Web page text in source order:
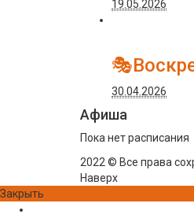
19.05.2026
30.04.2026
Афиша
Пока нет расписания
2022 © Все права
Наверх
Закрыть